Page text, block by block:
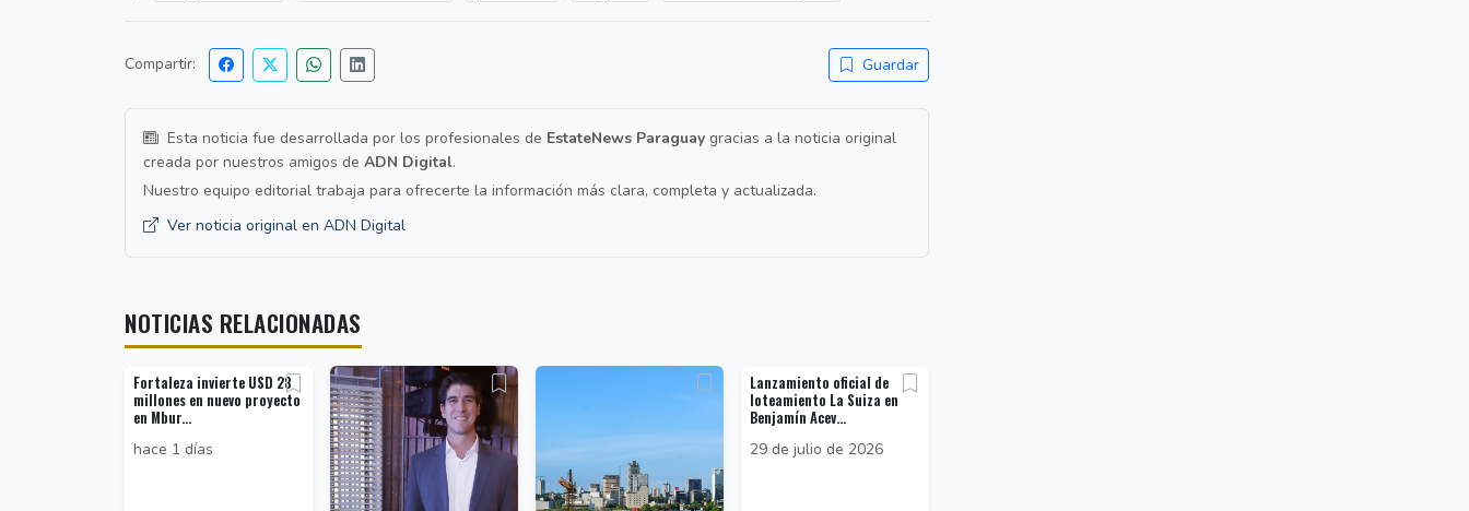
Compartir: Guardar
Esta noticia fue desarrollada por los profesionales de EstateNews Paraguay gracias a la noticia original
creada por nuestros amigos de ADN Digital.
Nuestro equipo editorial trabaja para ofrecerte la información más clara, completa y actualizada.
Ver noticia original en ADN Digital
NOTICIAS RELACIONADAS
Fortaleza invierte USD 28
millones en nuevo proyecto
en Mbur...
hace 1 días
Lanzamiento oficial de
loteamiento La Suiza en
Benjamín Acev...
29 de julio de 2026